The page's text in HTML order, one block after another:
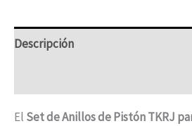
Descripción
El Set de Anillos de Pistón TKRJ